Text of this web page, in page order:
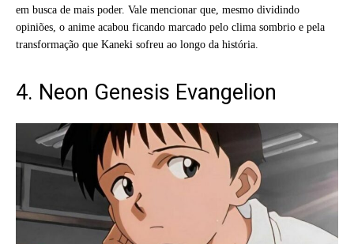
em busca de mais poder. Vale mencionar que, mesmo dividindo
opiniões, o anime acabou ficando marcado pelo clima sombrio e pela
transformação que Kaneki sofreu ao longo da história.
4. Neon Genesis Evangelion